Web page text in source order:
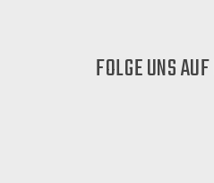
FOLGE UNS